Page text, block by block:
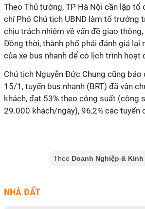
Theo Thủ tướng, TP Hà Nội cần lập tổ
chí Phó Chủ tịch UBND làm tổ trưởng
chịu trách nhiệm về vấn đề giao
Đồng thời, thành phố phải đánh giá lại
của xe bus nhanh để có lịch trình hoạt
Chủ tịch Nguyễn Đức Chung cũng báo
15/1, tuyến bus nhanh (BRT) đã vận
khách, đạt 53% theo công suất (công
29.000 khách/ngày), 96,2% các tuyến
Theo Doanh Nghiệp & Kinh
NHÀ ĐẤT